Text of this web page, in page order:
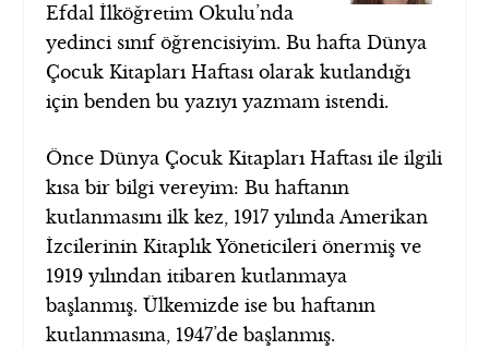
Efdal İlköğretim Okulu’nda
yedinci sınıf öğrencisiyim. Bu hafta Dünya
Çocuk Kitapları Haftası olarak kutlandığı
için benden bu yazıyı yazmam istendi.
Önce Dünya Çocuk Kitapları Haftası ile ilgili
kısa bir bilgi vereyim: Bu haftanın
kutlanmasını ilk kez, 1917 yılında Amerikan
İzcilerinin Kitaplık Yöneticileri önermiş ve
1919 yılından itibaren kutlanmaya
başlanmış. Ülkemizde ise bu haftanın
kutlanmasına, 1947’de başlanmış.